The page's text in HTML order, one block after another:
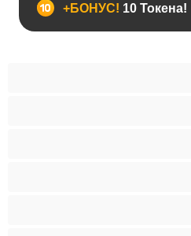
+БОНУС! 10 Токена!